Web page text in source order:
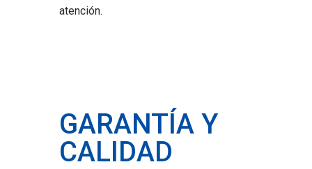
atención.
GARANTÍA Y
CALIDAD